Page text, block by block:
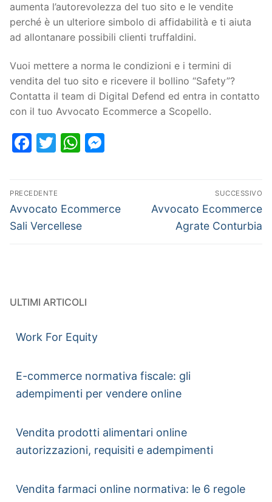
aumenta l’autorevolezza del tuo sito e le vendite
perché è un ulteriore simbolo di affidabilità e ti aiuta
ad allontanare possibili clienti truffaldini.
Vuoi mettere a norma le condizioni e i termini di
vendita del tuo sito e ricevere il bollino “Safety”?
Contatta il team di Digital Defend ed entra in contatto
con il tuo Avvocato Ecommerce a Scopello.
Facebook
TwitterWhatsApp
PRECEDENTE
Avvocato Ecommerce
Sali Vercellese
SUCCESSIVO
Avvocato Ecommerce
Agrate Conturbia
ULTIMI ARTICOLI
Work For Equity
E-commerce normativa fiscale: gli
adempimenti per vendere online
Vendita prodotti alimentari online
autorizzazioni, requisiti e adempimenti
Vendita farmaci online normativa: le 6 regole